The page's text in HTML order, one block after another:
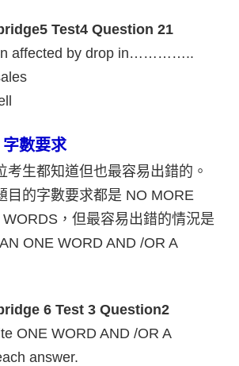
Test4 Question 21
affected by drop in…………..
字數要求
考生都知道但也最容易出錯的。
目的字數要求都是 NO MORE
，但最容易出錯的情況是
ONE WORD AND /OR A
6 Test 3 Question2
ONE WORD AND /OR A
answer.